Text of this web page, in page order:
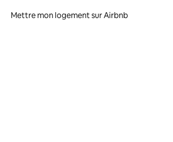
Mettre mon logement sur Airbnb